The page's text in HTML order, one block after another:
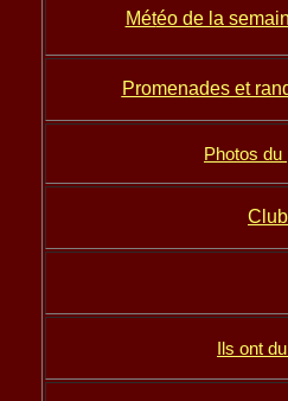
Météo de la
Promenades et
Photos
Ils ont